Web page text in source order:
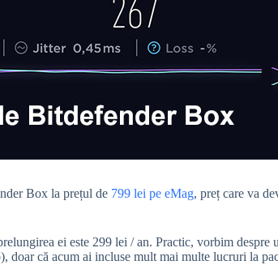
Box la prețul de 799 lei pe eMag, preț care va
ei este 299 lei / an. Practic, vorbim
doar că acum ai incluse mult mai multe lucruri la